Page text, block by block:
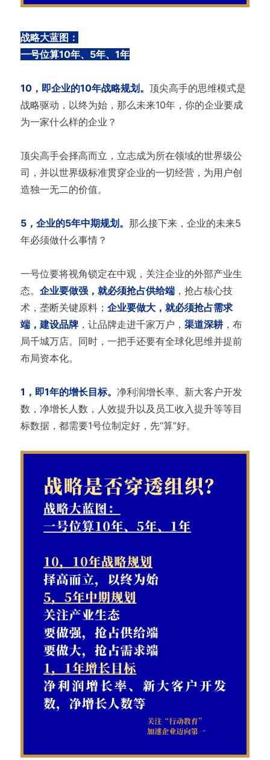
战略大蓝图：
一号位算10年、5年、1年
10，即企业的10年战略规划。 顶尖高手的思维模式是
战略驱动，以终为始，那么未来10年，你的企业要成
为一家什么样的企业？
顶尖高手会择高而立，立志成为所在领域的世界级公
司，并以世界级标准贯穿企业的一切经营，为用户创
造独一无二的价值。
5，企业的5年中期规划。 那么接下来，企业的未来5
年必须做什么事情？
一号位要将视角锁定在中观，关注企业的外部产业生
态。 企业要做强，就必须抢占供给端，抢占核心技
术，垄断关键原料； 企业要做大，就必须抢占需求
端，建设品牌，让品牌走进千家万户， 渠道深耕，布
局千城万店。同时，一把手还要有全球化思维并提前
布局资本化。
1，即1年的增长目标。 净利润增长率、新大客户开发
数，净增长人数，人效提升以及员工收入提升等等目
标数据，都需要1号位制定好，先“算”好。